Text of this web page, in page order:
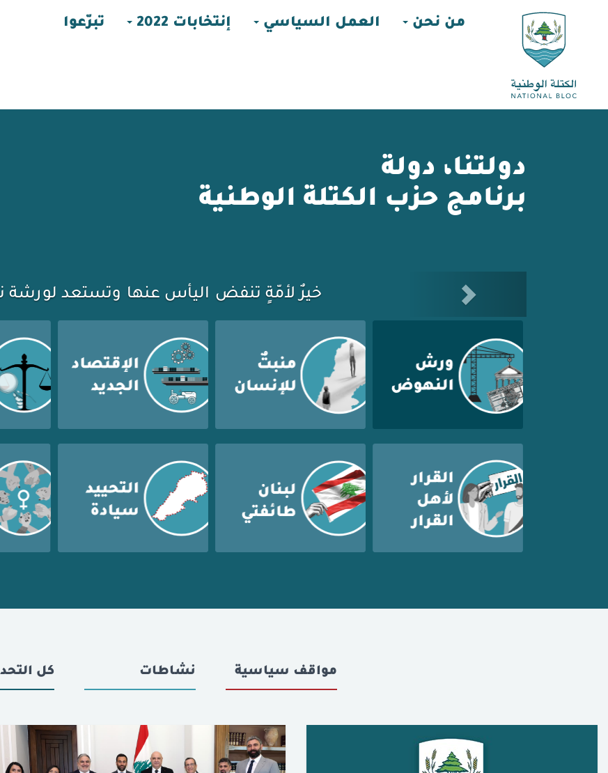
تبرّعوا إنتخابات 2022 العمل السياسي من نحن
دولتنا، دولة
برنامج حزب الكتلة الوطنية
خيرٌ لدولةٍ أولويّتها الإنسان، كرامته هويته،
مواقف سياسية نشاطات كل